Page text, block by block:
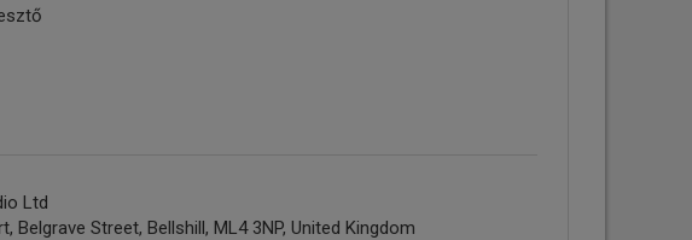
Ltd
Belgrave Street, Bellshill, ML4 3NP, United Kingdom